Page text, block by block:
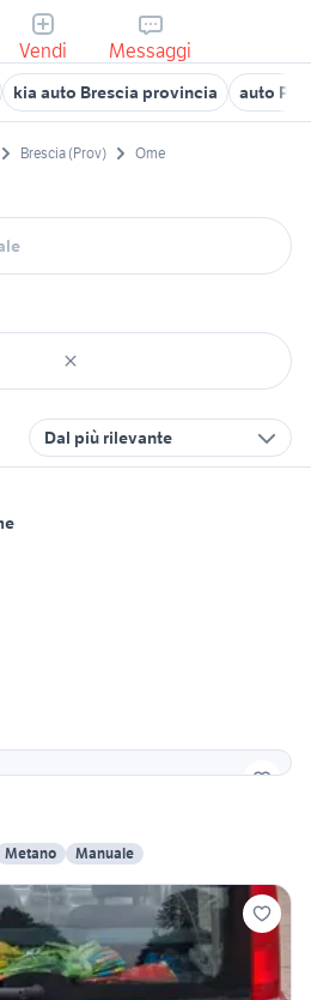
Vendi Messaggi
kia auto Brescia provincia auto
Brescia (Prov) Ome
Dal più rilevante
Metano Manuale